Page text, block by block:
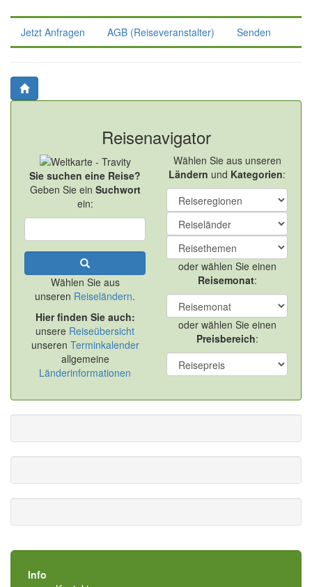
Jetzt Anfragen AGB (Reiseveranstalter) Senden
Reisenavigator
Sie suchen eine Reise?
Geben Sie ein Suchwort
ein:
Wählen Sie aus
unseren Reiseländern.
Hier finden Sie auch:
unsere Reiseübersicht
unseren Terminkalender
allgemeine
Länderinformationen
Wählen Sie aus unseren
Ländern und Kategorien:
oder wählen Sie einen
Reisemonat:
oder wählen Sie einen
Preisbereich:
Info